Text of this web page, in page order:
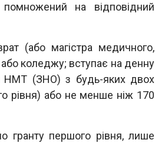
на відповідний
(або магістра медичного,
коледжу; вступає на денну
НМТ (ЗНО) з будь-яких двох
рівня) або не менше ніж 170
гранту першого рівня, лише